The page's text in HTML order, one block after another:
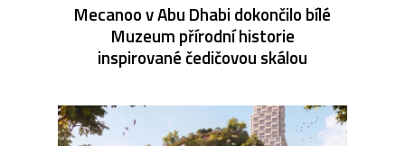
Mecanoo v Abu Dhabi dokončilo bílé
Muzeum přírodní historie
inspirované čedičovou skálou